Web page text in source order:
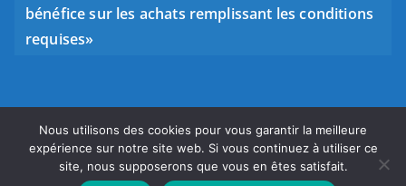
bénéfice sur les achats remplissant les conditions
requises»
Copyright © 2026 Bien choisir sa guitare. Tous droits
réservés.
Nous utilisons des cookies pour vous garantir la meilleure
expérience sur notre site web. Si vous continuez à utiliser ce
site, nous supposerons que vous en êtes satisfait.